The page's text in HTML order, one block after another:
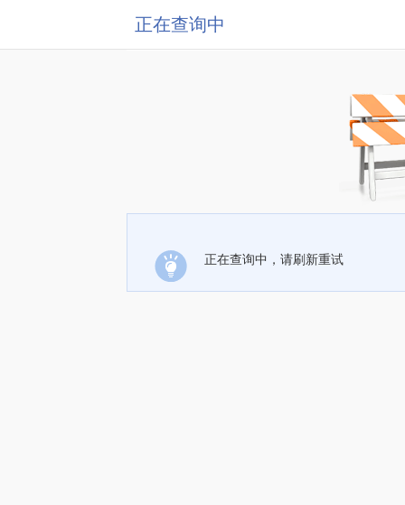
正在查询中
正在查询中，请刷新重试